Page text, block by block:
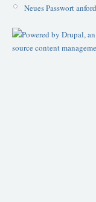
Neues Passwort